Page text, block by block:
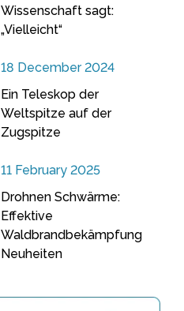
Wissenschaft sagt:
„Vielleicht“
18 December 2024
Ein Teleskop der
Weltspitze auf der
Zugspitze
11 February 2025
Drohnen Schwärme:
Effektive
Waldbrandbekämpfung
Neuheiten